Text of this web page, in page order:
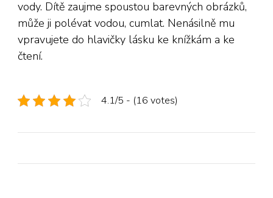
vody. Dítě zaujme spoustou barevných obrázků,
může ji polévat vodou, cumlat. Nenásilně mu
vpravujete do hlavičky lásku ke knížkám a ke
čtení.
4.1/5 - (16 votes)